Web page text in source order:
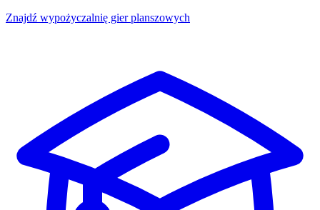
Znajdź wypożyczalnię gier planszowych